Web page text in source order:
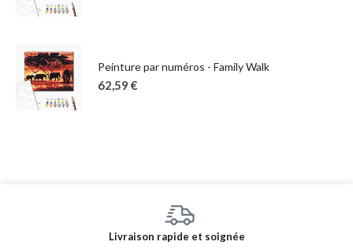
Peinture par numéros - Family Walk
62,59 €
Livraison rapide et soignée